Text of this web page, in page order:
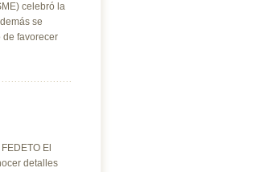
celebró la
se
de favorecer
El
detalles